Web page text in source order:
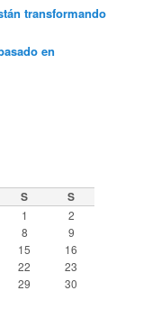
transformando
en
S S
1
2
8
9
15
16
22
23
29
30